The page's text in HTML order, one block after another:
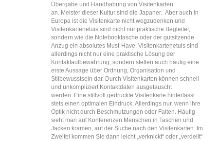
Übergabe und Handhabung von Visitenkarten
an. Meister dieser Kultur sind die Japaner. Aber auch in
Europa ist die Visitenkarte nicht wegzudenken und
Visitenkartenetuis sind nicht nur praktische Begleiter,
sondern wie die Notebooktasche oder der gutsitzende
Anzug ein absolutes Must-Have. Visitenkartenetuis sind
allerdings nicht nur eine praktische Lösung der
Kontaktaufbewahrung, sondern stellen auch häufig eine
erste Aussage über Ordnung, Organisation und
Stilbewusstsein dar. Durch Visitenkarten können schnell
und unkompliziert Kontaktdaten ausgetauscht
werden. Eine stillvoll gedruckte Visitenkarte hinterlässt
stets einen optimalen Eindruck. Allerdings nur, wenn ihre
Optik nicht durch Beschmutzungen oder Falten. Häufig
sieht man auf Konferenzen Menschen in Taschen und
Jacken kramen, auf der Suche nach den Visitenkarten. Im
Zweifel kommen Sie dann leicht „verknickt“ oder „verdellt“